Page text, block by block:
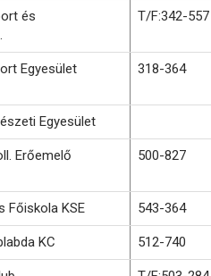
és
T/F:342-557
Egyesület 318-364
Egyesület
Erőemelő
500-827
Főiskola KSE 543-364
KC 512-740